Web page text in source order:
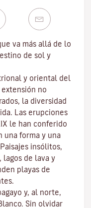
va más allá de lo
de sol y
y oriental del
no
la diversidad
Las erupciones
le han conferido
una forma y una
insólitos,
lagos de lava y
playas de
y, al norte,
. Sin olvidar